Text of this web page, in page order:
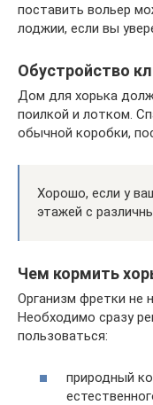
поставить вольер
лоджии, если вы
Обустройство
Дом для хорька
поилкой и лотком.
обычной коробки,
Хорошо, если у
этажей с
Чем кормить
Организм фретки не
Необходимо сразу
пользоваться:
природный